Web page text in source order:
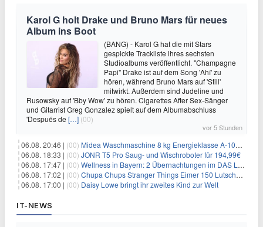
Karol G holt Drake und Bruno Mars für neues
Album ins Boot
(BANG) - Karol G hat die mit Stars
gespickte Trackliste ihres sechsten
Studioalbums veröffentlicht. "Champagne
Papi" Drake ist auf dem Song 'Ahí' zu
hören, während Bruno Mars auf 'Still'
mitwirkt. Außerdem sind Judeline und
Rusowsky auf 'Bby Wow' zu hören. Cigarettes After Sex-Sänger
und Gitarrist Greg Gonzalez spielt auf dem Albumabschluss
'Después de […] (00)
vor 5 Stunden
06.08. 20:46 | (00) Midea Waschmaschine 8 kg Energieklasse A-10% 1400 U/Min für 289,97€
06.08. 18:33 | (00) JONR T5 Pro Saug- und Wischroboter für 194,99€
06.08. 17:47 | (00) Wellness in Bayern: 2 Übernachtungen im DAS LUDWIG Sports Resort inkl. HP + Wellness ab 174€ p.P.
06.08. 17:02 | (00) Chupa Chups Stranger Things Eimer 150 Lutscher für 21,95€
06.08. 17:00 | (00) Daisy Lowe bringt ihr zweites Kind zur Welt
IT-NEWS